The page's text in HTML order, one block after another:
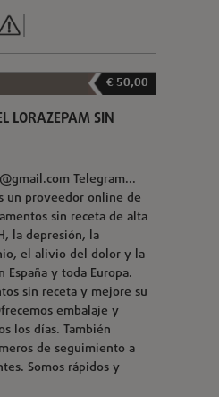
€ 50,00
LORAZEPAM SIN
Telegram...
un proveedor online de
sin receta de alta
la depresión, la
el alivio del dolor y la
y toda Europa.
sin receta y mejore su
embalaje y
los días. También
de seguimiento a
Somos rápidos y